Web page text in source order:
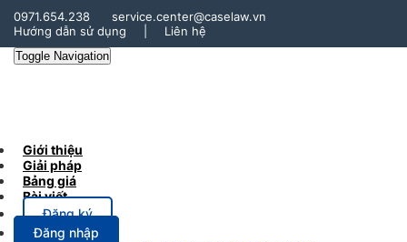
0971.654.238
service.center@caselaw.vn
Hướng dẫn sử dụng
Liên hệ
Toggle Navigation
Giới thiệu
Giải pháp
Bảng giá
Bài viết
Đăng ký
Đăng nhập